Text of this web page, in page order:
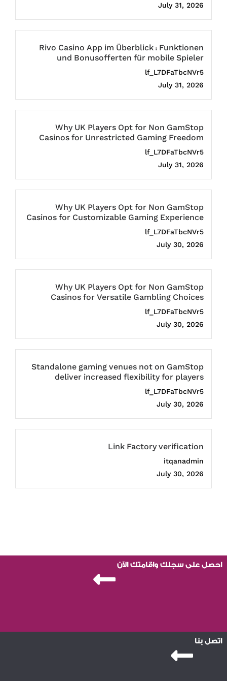
July 31, 2026
Rivo Casino App im Überblick : Funktionen
und Bonusofferten für mobile Spieler
lf_L7DFaTbcNVr5
July 31, 2026
Why UK Players Opt for Non GamStop
Casinos for Unrestricted Gaming Freedom
lf_L7DFaTbcNVr5
July 31, 2026
Why UK Players Opt for Non GamStop
Casinos for Customizable Gaming Experience
lf_L7DFaTbcNVr5
July 30, 2026
Why UK Players Opt for Non GamStop
Casinos for Versatile Gambling Choices
lf_L7DFaTbcNVr5
July 30, 2026
Standalone gaming venues not on GamStop
deliver increased flexibility for players
lf_L7DFaTbcNVr5
July 30, 2026
Link Factory verification
itqanadmin
July 30, 2026
احصل على سجلك واقامتك الآن
اتصل بنا